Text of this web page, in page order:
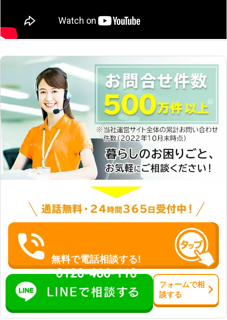
を再生サービスで生き返らせられま
ズ。「作業がサクサク進められな
い！」というお悩みを持つ方も、お気
軽にご相談くださいませ。
無料で電話相談する!
0120-466-110
フォームで相
談する